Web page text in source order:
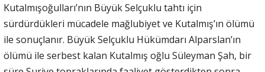
Kutalmışoğulları’nın Büyük Selçuklu tahtı için
sürdürdükleri mücadele mağlubiyet ve Kutalmış’ın ölümü
ile sonuçlanır. Büyük Selçuklu Hükümdarı Alparslan’ın
ölümü ile serbest kalan Kutalmış oğlu Süleyman Şah, bir